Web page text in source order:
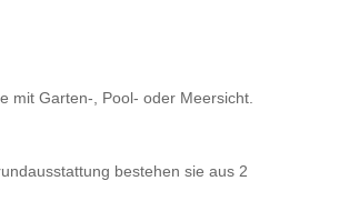
mit Garten-, Pool- oder Meersicht.
bestehen sie aus 2